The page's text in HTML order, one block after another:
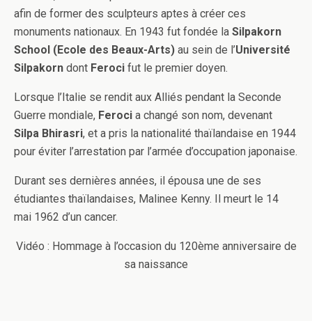
afin de former des sculpteurs aptes à créer ces
monuments nationaux. En 1943 fut fondée la Silpakorn
School (Ecole des Beaux-Arts) au sein de l’Université
Silpakorn dont Feroci fut le premier doyen.
Lorsque l’Italie se rendit aux Alliés pendant la Seconde
Guerre mondiale, Feroci a changé son nom, devenant
Silpa Bhirasri, et a pris la nationalité thaïlandaise en 1944
pour éviter l’arrestation par l’armée d’occupation japonaise.
Durant ses dernières années, il épousa une de ses
étudiantes thaïlandaises, Malinee Kenny. Il meurt le 14
mai 1962 d’un cancer.
Vidéo : Hommage à l’occasion du 120ème anniversaire de
sa naissance